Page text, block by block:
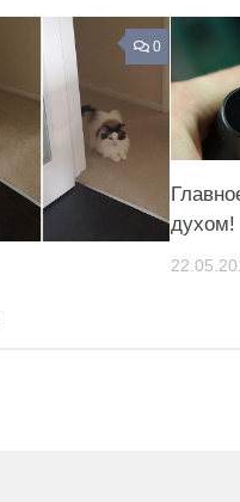
0
духом!